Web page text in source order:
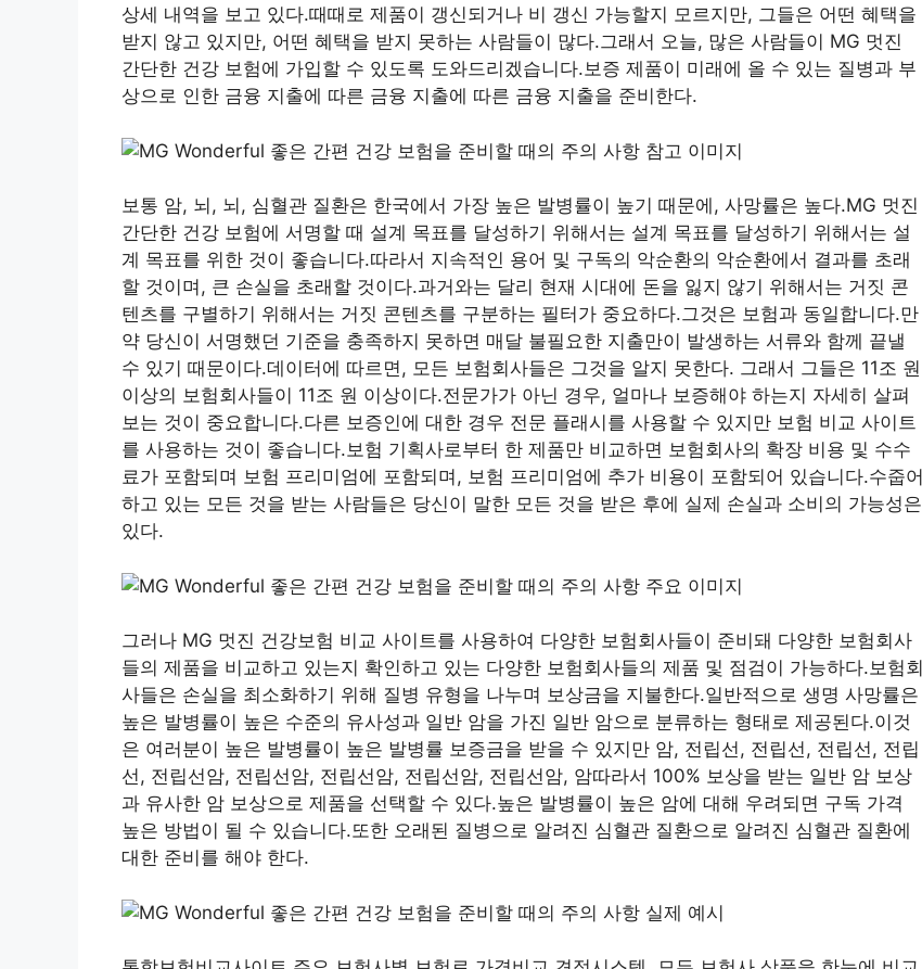
상세 내역을 보고 있다.때때로 제품이 갱신되거나 비 갱신 가능할지 모르지만, 그들은 어떤 혜택을
받지 않고 있지만, 어떤 혜택을 받지 못하는 사람들이 많다.그래서 오늘, 많은 사람들이 MG 멋진
간단한 건강 보험에 가입할 수 있도록 도와드리겠습니다.보증 제품이 미래에 올 수 있는 질병과 부
상으로 인한 금융 지출에 따른 금융 지출에 따른 금융 지출을 준비한다.
보통 암, 뇌, 뇌, 심혈관 질환은 한국에서 가장 높은 발병률이 높기 때문에, 사망률은 높다.MG 멋진
간단한 건강 보험에 서명할 때 설계 목표를 달성하기 위해서는 설계 목표를 달성하기 위해서는 설
계 목표를 위한 것이 좋습니다.따라서 지속적인 용어 및 구독의 악순환의 악순환에서 결과를 초래
할 것이며, 큰 손실을 초래할 것이다.과거와는 달리 현재 시대에 돈을 잃지 않기 위해서는 거짓 콘
텐츠를 구별하기 위해서는 거짓 콘텐츠를 구분하는 필터가 중요하다.그것은 보험과 동일합니다.만
약 당신이 서명했던 기준을 충족하지 못하면 매달 불필요한 지출만이 발생하는 서류와 함께 끝낼
수 있기 때문이다.데이터에 따르면, 모든 보험회사들은 그것을 알지 못한다. 그래서 그들은 11조 원
이상의 보험회사들이 11조 원 이상이다.전문가가 아닌 경우, 얼마나 보증해야 하는지 자세히 살펴
보는 것이 중요합니다.다른 보증인에 대한 경우 전문 플래시를 사용할 수 있지만 보험 비교 사이트
를 사용하는 것이 좋습니다.보험 기획사로부터 한 제품만 비교하면 보험회사의 확장 비용 및 수수
료가 포함되며 보험 프리미엄에 포함되며, 보험 프리미엄에 추가 비용이 포함되어 있습니다.수줍어
하고 있는 모든 것을 받는 사람들은 당신이 말한 모든 것을 받은 후에 실제 손실과 소비의 가능성은
있다.
그러나 MG 멋진 건강보험 비교 사이트를 사용하여 다양한 보험회사들이 준비돼 다양한 보험회사
들의 제품을 비교하고 있는지 확인하고 있는 다양한 보험회사들의 제품 및 점검이 가능하다.보험회
사들은 손실을 최소화하기 위해 질병 유형을 나누며 보상금을 지불한다.일반적으로 생명 사망률은
높은 발병률이 높은 수준의 유사성과 일반 암을 가진 일반 암으로 분류하는 형태로 제공된다.이것
은 여러분이 높은 발병률이 높은 발병률 보증금을 받을 수 있지만 암, 전립선, 전립선, 전립선, 전립
선, 전립선암, 전립선암, 전립선암, 전립선암, 전립선암, 암따라서 100% 보상을 받는 일반 암 보상
과 유사한 암 보상으로 제품을 선택할 수 있다.높은 발병률이 높은 암에 대해 우려되면 구독 가격
높은 방법이 될 수 있습니다.또한 오래된 질병으로 알려진 심혈관 질환으로 알려진 심혈관 질환에
대한 준비를 해야 한다.